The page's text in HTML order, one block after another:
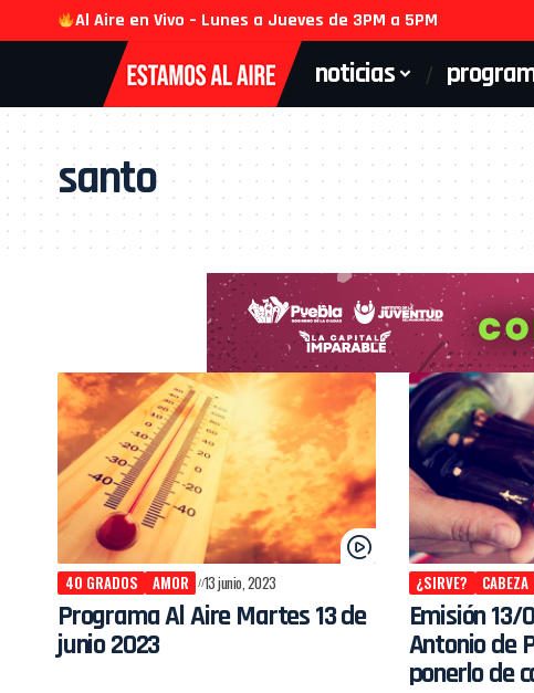
Al Aire en Vivo – Lunes a Jueves de 3PM a 5PM
noticias
santo
40 GRADOS AMOR 13 junio, 2023
Programa Al Aire Martes 13 de
junio 2023
¿SIRVE? CABEZA
Emisión 13/
Antonio de
ponerlo de